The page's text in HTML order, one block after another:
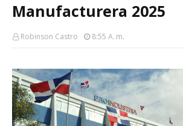
Manufacturera 2025
Robinson Castro 8:55 A. M.